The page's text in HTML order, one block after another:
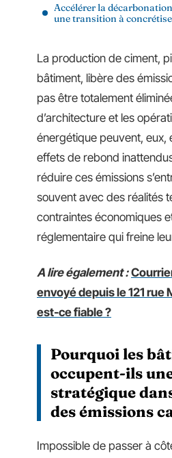
Accélérer la
une transition à
La production de ciment,
bâtiment, libère des
pas être totalement
d’architecture et les
énergétique peuvent, eux,
effets de rebond
réduire ces émissions
souvent avec des réalités
contraintes économiques
réglementaire qui freine
A lire également :
envoyé depuis le 121 rue
est-ce fiable ?
Pourquoi les
occupent-ils
stratégique
des émissions
Impossible de passer à